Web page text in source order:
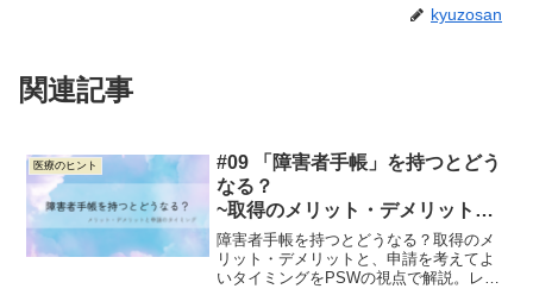
kyuzosan
関連記事
医療のヒント
#09 「障害者手帳」を持つとどう
なる？
~取得のメリット・デメリット
と“申請のタイミング”~
障害者手帳を持つとどうなる？取得のメ
リット・デメリットと、申請を考えてよ
いタイミングをPSWの視点で解説。レッ